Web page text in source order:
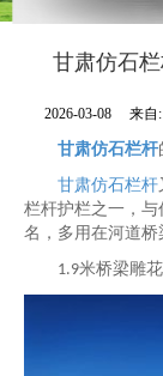
甘肃仿石
2026-03-08 来自:
甘肃仿石栏杆
甘肃仿石栏杆
栏杆护栏之一，
名，多用在河道桥
1.9米桥梁雕